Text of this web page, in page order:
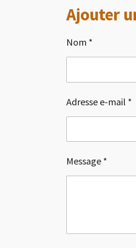
t
a
e
t
a
Ajouter
Nom *
Adresse e-mail *
Message *